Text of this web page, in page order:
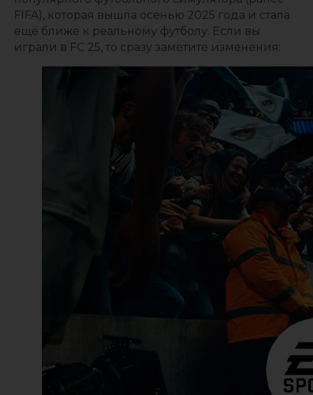
FIFA), которая вышла осенью 2025 года и стала
ещё ближе к реальному футболу. Если вы
играли в FC 25, то сразу заметите изменения: